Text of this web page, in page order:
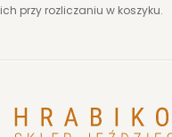
ich przy rozliczaniu w koszyku.